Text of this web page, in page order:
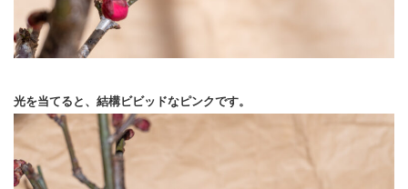
光を当てると、結構ビビッドなピンクです。